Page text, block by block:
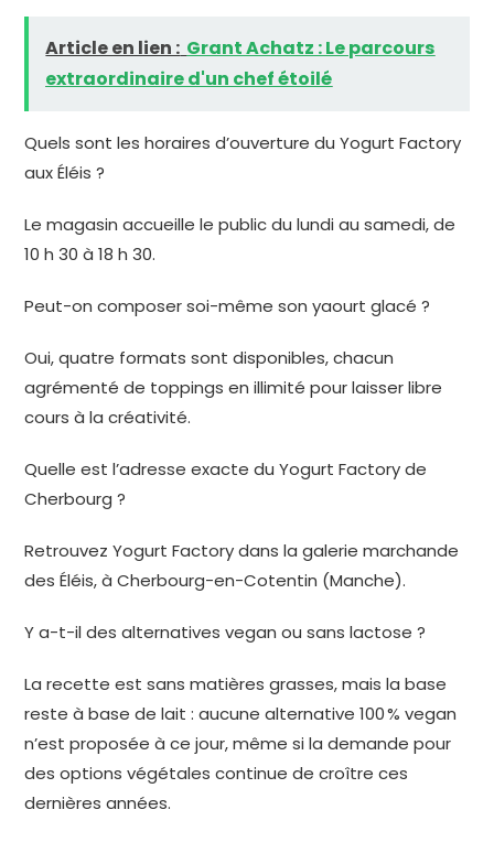
Article en lien : Grant Achatz : Le parcours
extraordinaire d'un chef étoilé
Quels sont les horaires d’ouverture du Yogurt Factory
aux Éléis ?
Le magasin accueille le public du lundi au samedi, de
10 h 30 à 18 h 30.
Peut-on composer soi-même son yaourt glacé ?
Oui, quatre formats sont disponibles, chacun
agrémenté de toppings en illimité pour laisser libre
cours à la créativité.
Quelle est l’adresse exacte du Yogurt Factory de
Cherbourg ?
Retrouvez Yogurt Factory dans la galerie marchande
des Éléis, à Cherbourg-en-Cotentin (Manche).
Y a-t-il des alternatives vegan ou sans lactose ?
La recette est sans matières grasses, mais la base
reste à base de lait : aucune alternative 100 % vegan
n’est proposée à ce jour, même si la demande pour
des options végétales continue de croître ces
dernières années.